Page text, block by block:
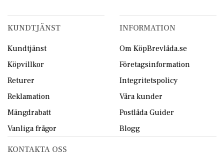
KUNDTJÄNST
Kundtjänst
Köpvillkor
Returer
Reklamation
Mängdrabatt
Vanliga frågor
INFORMATION
Om KöpBrevlåda.se
Företagsinformation
Integritetspolicy
Våra kunder
Postlåda Guider
Blogg
KONTAKTA OSS